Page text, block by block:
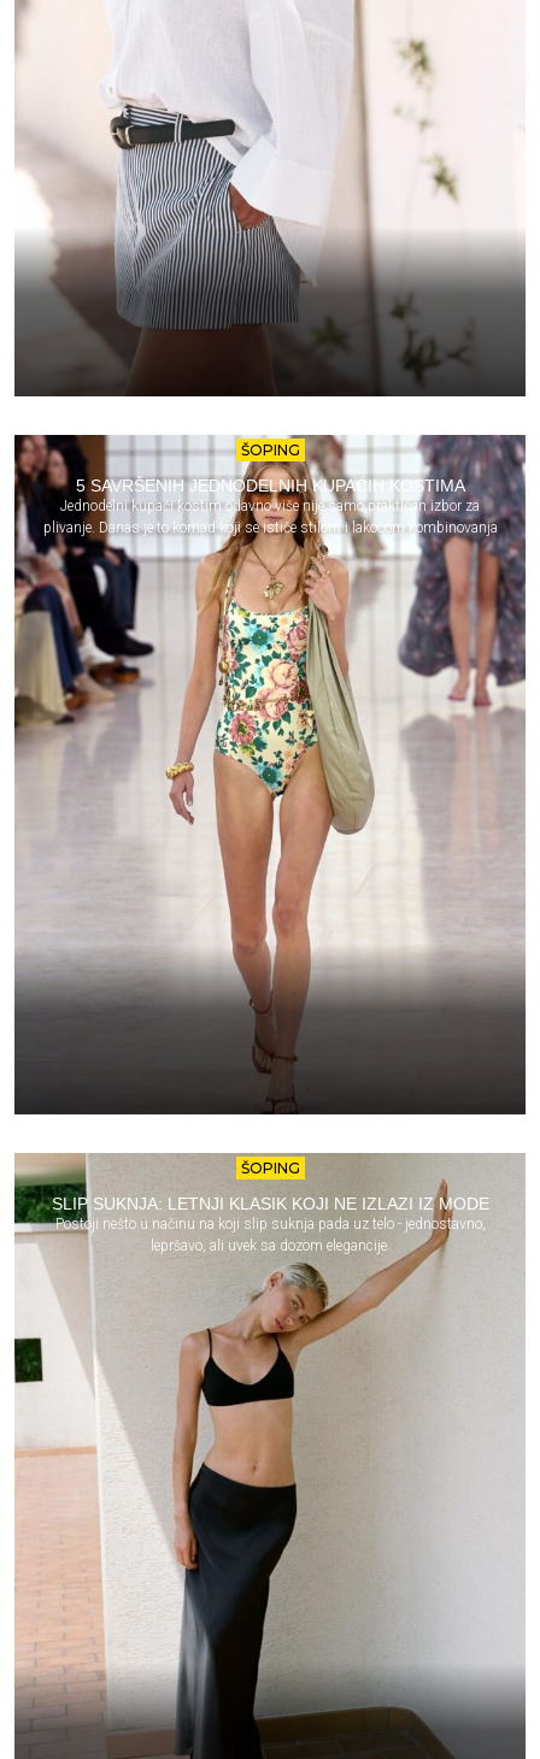
ŠOPING
5 SAVRŠENIH JEDNODELNIH KUPAĆIH KOSTIMA
Jednodelni kupaći kostim odavno više nije samo praktičan izbor za
plivanje. Danas je to komad koji se ističe stilom i lakoćom kombinovanja
ŠOPING
SLIP SUKNJA: LETNJI KLASIK KOJI NE IZLAZI IZ MODE
Postoji nešto u načinu na koji slip suknja pada uz telo - jednostavno,
lepršavo, ali uvek sa dozom elegancije.